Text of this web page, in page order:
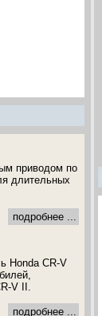
приводом по
длительных
подробнее ...
Honda CR-V
V II.
подробнее ...